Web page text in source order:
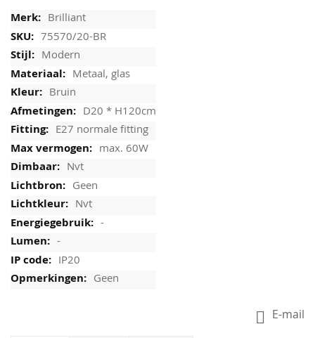
Brilliant
75570/20-BR
Modern
Metaal, glas
Bruin
D20 * H120cm
E27 normale fitting
max. 60W
Nvt
Geen
Nvt
-
-
IP20
Geen
E-mail